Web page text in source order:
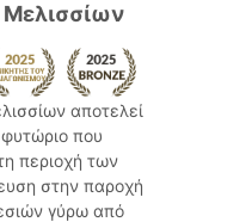
αποτελεί
που
περιοχή των
στην παροχή
γύρω από